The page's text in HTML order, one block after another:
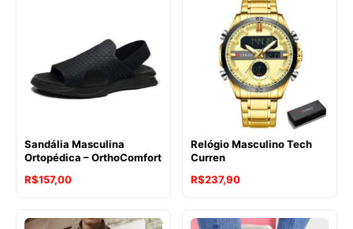
Sandália Masculina
Ortopédica – OrthoComfort
R$157,00
Relógio Masculino Tech
Curren
R$237,90